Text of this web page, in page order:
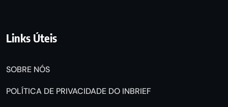
Links Úteis
SOBRE NÓS
POLÍTICA DE PRIVACIDADE DO INBRIEF